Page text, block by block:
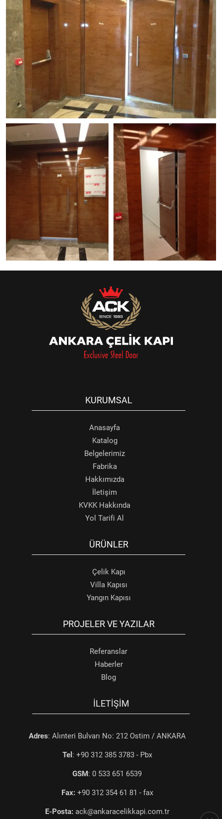
KURUMSAL
Anasayfa
Katalog
Belgelerimiz
Fabrika
Hakkımızda
İletişim
KVKK Hakkında
Yol Tarifi Al
ÜRÜNLER
Çelik Kapı
Villa Kapısı
Yangın Kapısı
PROJELER VE YAZILAR
Referanslar
Haberler
Blog
İLETIŞIM
Adres: Alınteri Bulvarı No: 212 Ostim / ANKARA
Tel : +90 312 385 3783 - Pbx
GSM: 0 533 651 6539
Fax:+90 312 354 61 81 - fax
E-Posta:ack@ankaracelikkapi.com.tr